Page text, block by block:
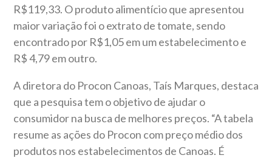
R$119,33. O produto alimentício que apresentou
maior variação foi o extrato de tomate, sendo
encontrado por R$1,05 em um estabelecimento e
R$ 4,79 em outro.
A diretora do Procon Canoas, Taís Marques, destaca
que a pesquisa tem o objetivo de ajudar o
consumidor na busca de melhores preços. “A tabela
resume as ações do Procon com preço médio dos
produtos nos estabelecimentos de Canoas. É